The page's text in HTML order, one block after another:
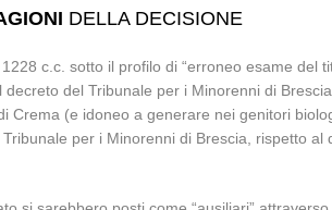
DELLA DECISIONE
c.c. sotto il profilo di “erroneo esame del
del Tribunale per i Minorenni di
(e idoneo a generare nei genitori
per i Minorenni di Brescia, rispetto al